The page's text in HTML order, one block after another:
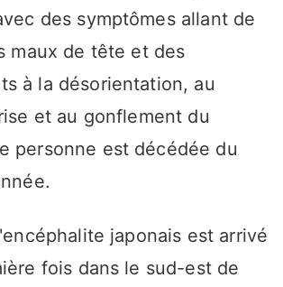
des symptômes allant de
maux de tête et des
à la désorientation, au
et au gonflement du
personne est décédée du
japonais est arrivé
fois dans le sud-est de